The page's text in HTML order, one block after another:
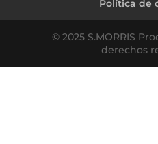
Política de
© 2025 S.MORRIS
derechos